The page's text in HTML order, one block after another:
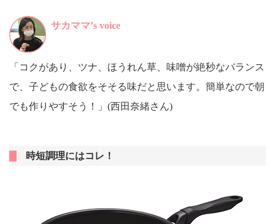
サカママ’s voice
「コクがあり、ツナ、ほうれん草、味噌が絶秒なバランス
で、子どもの食欲をそそる味だと思います。簡単なので朝
でも作りやすそう！」(西田奈緒さん)
時短調理にはコレ！